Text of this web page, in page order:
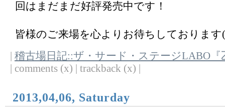
回はまだまだ好評発売中です！
皆様のご来場を心よりお待ちしております
稽古場日記::ザ・サード・ステージLABO『
| comments (x) | trackback (x) |
2013,04,06, Saturday